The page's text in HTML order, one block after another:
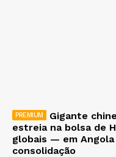
Gigante
estreia na bolsa de
globais — em
consolidação